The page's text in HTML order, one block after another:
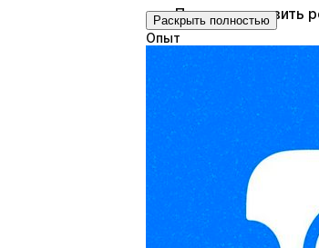
Помогу составить
Раскрыть полностью
Опыт